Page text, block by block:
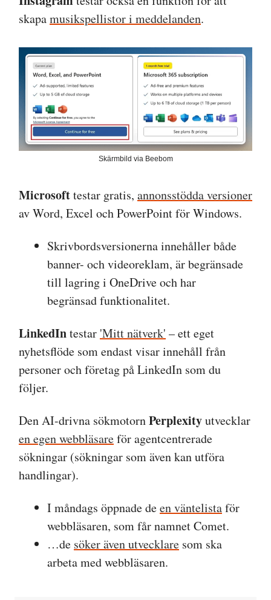
skapamusikspellistor i meddelanden.
Skärmbild via Beebom
Microsofttestar gratis, annonsstödda versioner
av Word, Excel och PowerPoint för Windows.
Skrivbordsversionerna innehåller både
banner- och videoreklam, är begränsade
till lagring i OneDrive och har
begränsad funktionalitet.
LinkedIntestar 'Mitt nätverk' – ett eget
nyhetsflöde som endast visar innehåll från
personer och företag på LinkedIn som du
följer.
Den AI-drivna sökmotornPerplexityutvecklar
en egen webbläsareför agentcentrerade
sökningar (sökningar som även kan utföra
handlingar).
I måndags öppnade deen väntelistaför
webbläsaren, som får namnet Comet.
…de söker även utvecklare som ska
arbeta med webbläsaren.